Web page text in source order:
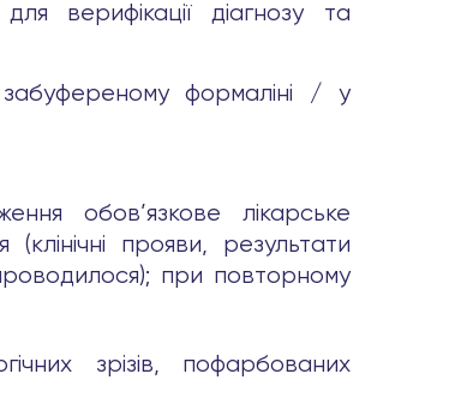
верифікації діагнозу та
забуференому формаліні / у
обов’язкове лікарське
прояви, результати
при повторному
зрізів, пофарбованих